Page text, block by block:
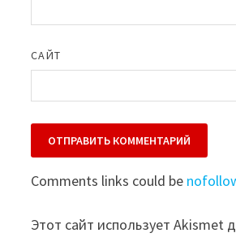
САЙТ
Comments links could be
Этот сайт использует Akismet